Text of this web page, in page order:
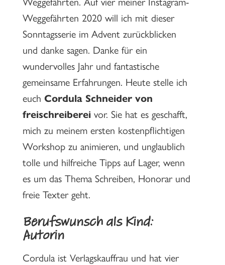
Weggefährten 2020 will ich mit dieser
Sonntagsserie im Advent zurückblicken
und danke sagen. Danke für ein
wundervolles Jahr und fantastische
gemeinsame Erfahrungen. Heute stelle ich
euch Cordula Schneider von
freischreibereivor. Sie hat es geschafft,
mich zu meinem ersten kostenpflichtigen
Workshop zu animieren, und unglaublich
tolle und hilfreiche Tipps auf Lager, wenn
es um das Thema Schreiben, Honorar und
freie Texter geht.
Berufswunsch als Kind:
Autorin
Cordula ist Verlagskauffrau und hat vier